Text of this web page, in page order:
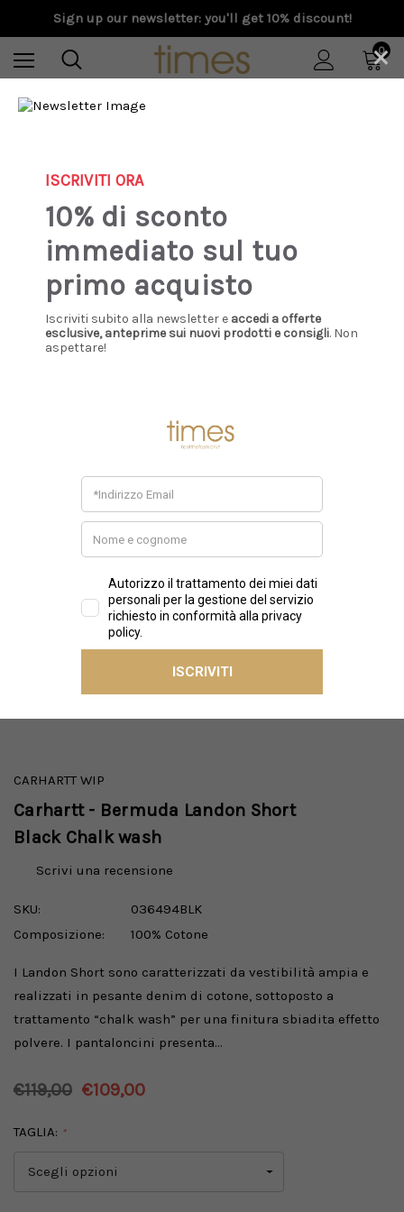
Sign up our newsletter: you'll get 10% discount!
0
Home
CARHARTT WIP
Carhartt - Bermuda Landon Short
Black Chalk wash
Scrivi una recensione
SKU:
036494BLK
Composizione:
100% Cotone
I Landon Short sono caratterizzati da vestibilità ampia e
realizzati in pesante denim di cotone, sottoposto a
trattamento “chalk wash” per una finitura sbiadita effetto
polvere. I pantaloncini presenta…
€119,00 €109,00
TAGLIA: *
×
ISCRIVITI ORA
10% di sconto
immediato sul tuo
primo acquisto
Iscriviti subito alla newsletter e accedi a offerte
esclusive, anteprime sui nuovi prodotti e consigli. Non
aspettare!